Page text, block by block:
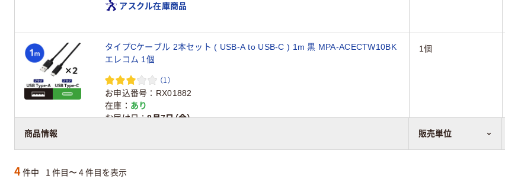
商品情報 販売単位
アスクル在庫商品
タイプCケーブル 2本セット ( USB-A to USB-C ) 1m 黒 MPA-ACECTW10BK
エレコム 1個
（1）
お申込番号
RX01882
在庫
あり
お届け日
8月7日（金）
1個
4 件中 1 件目〜 4 件目を表示